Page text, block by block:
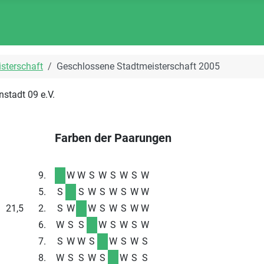
Geschlossene Stadtmeisterschaft 2005
09 e.V.
Farben der Paarungen
9.
5.
21,5
2.
6.
7.
8.
W W S W S W S W
S
S W S W S W W
S W W S W S W W
W S S W S W S W
S W W S W S W S
W S S W S W S S